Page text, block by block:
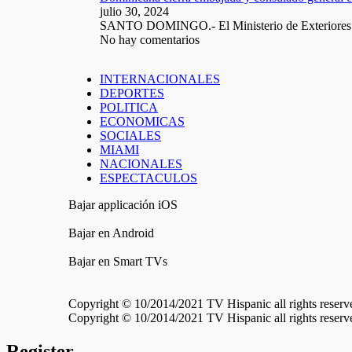
julio 30, 2024
SANTO DOMINGO.- El Ministerio de
No hay comentarios
INTERNACIONALES
DEPORTES
POLITICA
ECONOMICAS
SOCIALES
MIAMI
NACIONALES
ESPECTACULOS
Bajar applicación iOS
Bajar en Android
Bajar en Smart TVs
Copyright © 10/2014/2021 TV Hispanic all rights
Copyright © 10/2014/2021 TV Hispanic all rights